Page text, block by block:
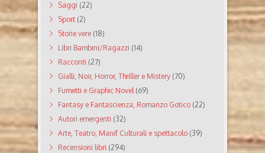
Saggi (22)
Sport (2)
Storie vere (18)
Libri Bambini/Ragazzi (14)
Racconti (27)
Gialli, Noir, Horror, Thriller e Mistery (70)
Fumetti e Graphic Novel(69)
Fantasy e Fantascienza, Romanzo Gotico (22)
Autori emergenti (32)
Arte, Teatro, Manif Culturali e spettacolo (39)
Recensioni libri (294)